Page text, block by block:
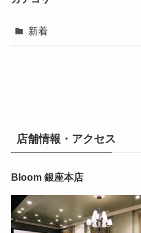
新着
店舗情報・アクセス
Bloom 銀座本店